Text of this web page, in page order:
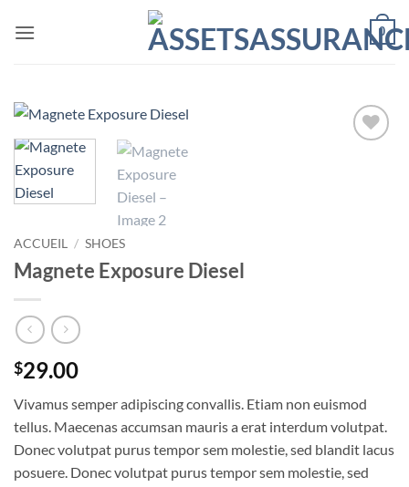
0
ACCUEIL / SHOES
Magnete Exposure Diesel
$29.00
Vivamus semper adipiscing convallis. Etiam non euismod
tellus. Maecenas accumsan mauris a erat interdum volutpat.
Donec volutpat purus tempor sem molestie, sed blandit lacus
posuere. Donec volutpat purus tempor sem molestie, sed